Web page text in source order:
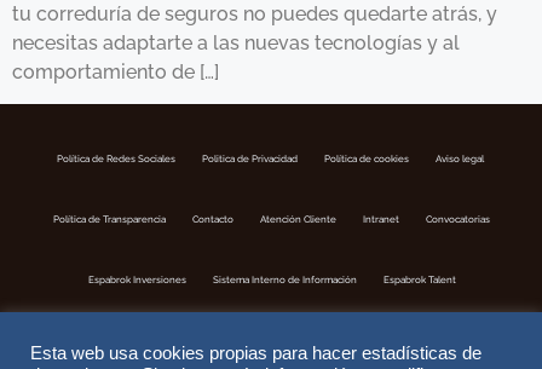
tu correduría de seguros no puedes quedarte atrás, y
necesitas adaptarte a las nuevas tecnologías y al
comportamiento de […]
Política de Redes Sociales Politica de Privacidad Política de cookies Aviso legal
Política de Transparencia Contacto Atención Cliente Intranet Convocatorias
Espabrok Inversiones Sistema Interno de Información Espabrok Talent
Esta web usa cookies propias para hacer estadísticas de